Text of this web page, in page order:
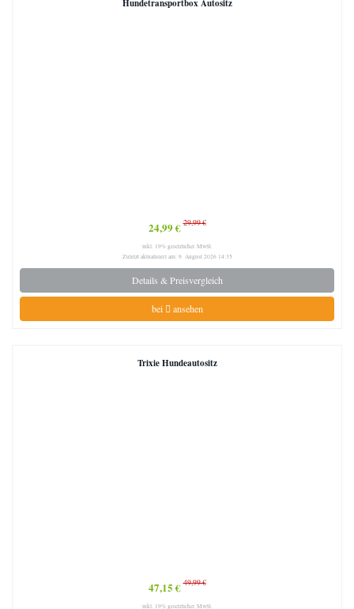
Hundetransportbox Autositz
24,99 €29,99 €
inkl. 19% gesetzlicher MwSt.
Zuletzt aktualisiert am: 9. August 2026 14:35
Details & Preisvergleich
bei ansehen
Trixie Hundeautositz
47,15 €49,99 €
inkl. 19% gesetzlicher MwSt.